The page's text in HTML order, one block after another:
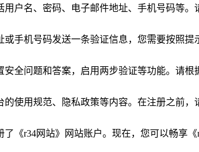
户名、密码、电子邮件地址、手机号码等。
手机号码发送一条验证信息，您需要按照提
全问题和答案，启用两步验证等功能。请根
使用规范、隐私政策等内容。在注册之前，
《r34网站》网站账户。现在，您可以畅享